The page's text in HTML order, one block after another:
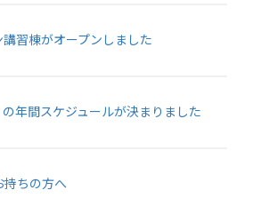
習棟がオープンしました
年間スケジュールが決まりました
持ちの方へ